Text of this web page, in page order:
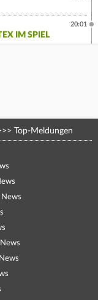
IM SPIEL
20:01
Top-Meldungen
News